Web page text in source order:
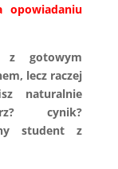
opowiadaniu
z gotowym
lecz raczej
naturalnie
cynik?
student z